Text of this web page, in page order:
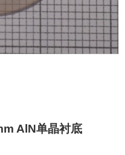
AlN单晶衬底